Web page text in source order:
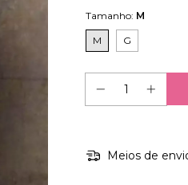
Tamanho: M
M G
Meios de